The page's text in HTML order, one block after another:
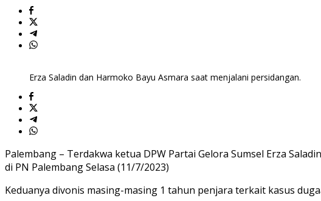
Erza Saladin dan Harmoko Bayu Asmara saat menjalani persidangan.
Palembang – Terdakwa ketua DPW Partai Gelora Sumsel Erza
di PN Palembang Selasa (11/7/2023)
Keduanya divonis masing-masing 1 tahun penjara terkait kasus